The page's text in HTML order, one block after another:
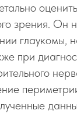
зрения. Он
глаукомы,
при